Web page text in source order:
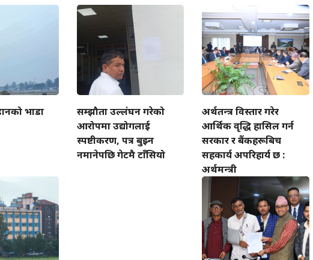
भाडा
सम्झौता उल्लंघन गरेको
आरोपमा उद्योगलाई
स्पष्टीकरण, पत्र बुझ्न
नमानेपछि गेटमै टाँसियो
अर्थतन्त्र विस्तार गरेर
आर्थिक वृद्धि हासिल गर्न
सरकार र बैंकहरूबिच
सहकार्य अपरिहार्य छ :
अर्थमन्त्री